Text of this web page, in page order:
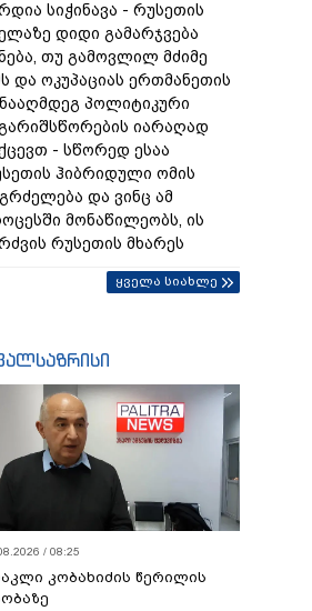
სიჭინავა - რუსეთის
დიდი გამარჯვება
თუ გამოვლილ მძიმე
და ოკუპაციას ერთმანეთის
პოლიტიკური
იარაღად
- სწორედ ესაა
ჰიბრიდული ომის
და ვინც ამ
მონაწილეობს, ის
რუსეთის მხარეს
ყველა სიახლე
/ 08:25
კობახიძის წერილის